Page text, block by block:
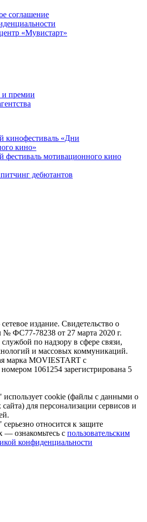
соглашение
«Мувистарт»
и премии
кинофестиваль «Дни
кино»
мотивационного кино
дебютантов
издание. Свидетельство о
ФС77-78238 от 27 марта 2020 г.
по надзору в сфере связи,
и массовых коммуникаций.
марка MOVIESTART с
1061254 зарегистрирована 5
cookie (файлы с данными о
для персонализации сервисов и
относится к защите
— ознакомьтесь с пользовательским
конфиденциальности